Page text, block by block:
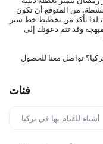
فئات
أشياء للقيام بها في تركيا